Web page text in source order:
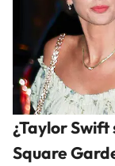
¿Taylor Swift
Square